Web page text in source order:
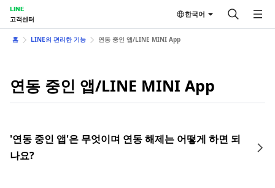
LINE
고객센터
한국어
홈 LINE의 편리한 기능 연동 중인 앱/LINE MINI App
연동 중인 앱/LINE MINI App
'연동 중인 앱'은 무엇이며 연동 해제는 어떻게 하면 되
나요?